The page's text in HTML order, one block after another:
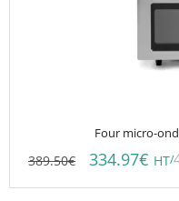
Four micro-
389.50€ 334.97€ HT/